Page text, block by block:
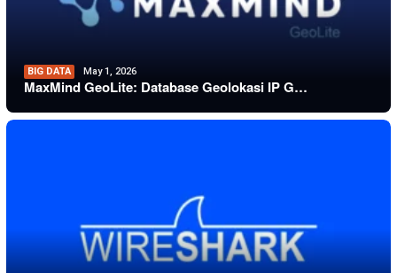
BIG DATA May 1, 2026
MaxMind GeoLite: Database Geolokasi IP G…